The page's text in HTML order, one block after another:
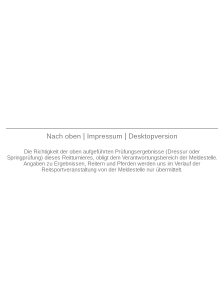
Nach oben | Impressum | Desktopversion
Die Richtigkeit der oben aufgeführten Prüfungsergebnisse (Dressur oder
Springprüfung) dieses Reitturnieres, obligt dem Verantwortungsbereich der Meldestelle.
Angaben zu Ergebnissen, Reitern und Pferden werden uns im Verlauf der
Reitsportveranstaltung von der Meldestelle nur übermittelt.